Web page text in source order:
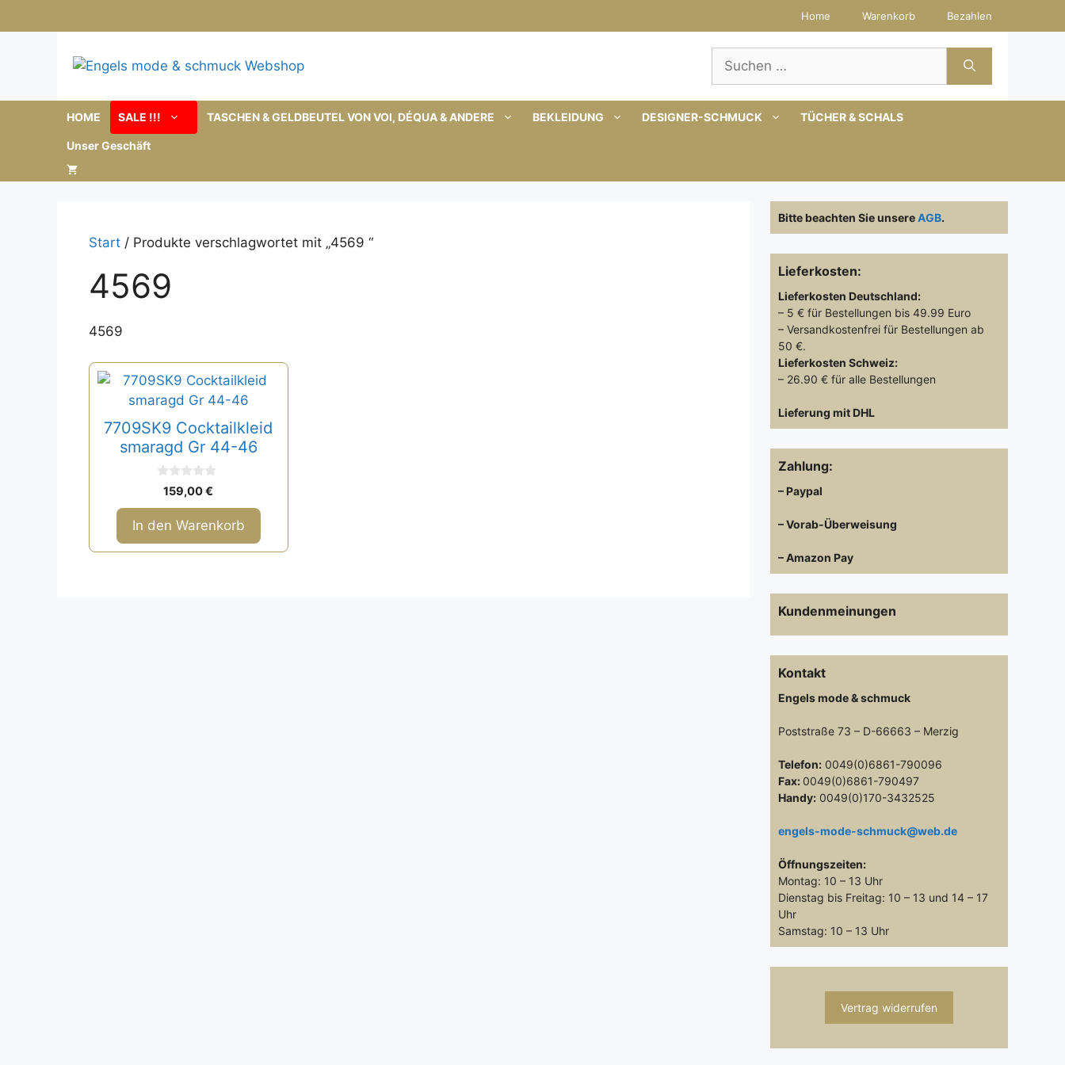
Inhalt
Home Warenkorb Bezahlen
Suchen
nach:
HOME SALE !!! TASCHEN & GELDBEUTEL VON VOI, DÉQUA & ANDERE BEKLEIDUNG DESIGNER-SCHMUCK TÜCHER & SCHALS
Unser Geschäft
Start / Produkte verschlagwortet mit „4569 “
4569
4569
7709SK9 Cocktailkleid
smaragd Gr 44-46
0
o
n
5
159,00€
In den Warenkorb
Bitte beachten Sie unsereAGB.
Lieferkosten:
Lieferkosten Deutschland:
– 5 € für Bestellungen bis 49.99 Euro
– Versandkostenfrei für Bestellungen ab
50 €.
Lieferkosten Schweiz:
– 26.90 € für alle Bestellungen
Lieferung mit DHL
Zahlung:
– Paypal
– Vorab-Überweisung
– Amazon Pay
Kundenmeinungen
Kontakt
Engels mode & schmuck
Poststraße 73 – D-66663 – Merzig
Telefon: 0049(0)6861-790096
Fax: 0049(0)6861-790497
Handy: 0049(0)170-3432525
engels-mode-schmuck@web.de
Öffnungszeiten:
Montag: 10 – 13 Uhr
Dienstag bis Freitag: 10 – 13 und 14 – 17
Uhr
Samstag: 10 – 13 Uhr
Vertrag widerrufen